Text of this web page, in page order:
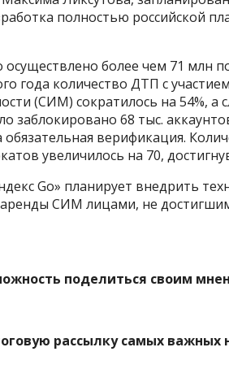
полностью российской
более чем 71 млн
года количество ДТП с
(СИМ) сократилось на 54%, а
заблокировано 68 тыс.
верификация.
увеличилось на 70,
Go» планирует внедрить
СИМ лицами, не
поделиться своим
рассылку самых важных